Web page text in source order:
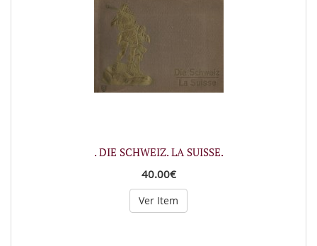
. DIE SCHWEIZ. LA SUISSE.
40.00€
Ver Item